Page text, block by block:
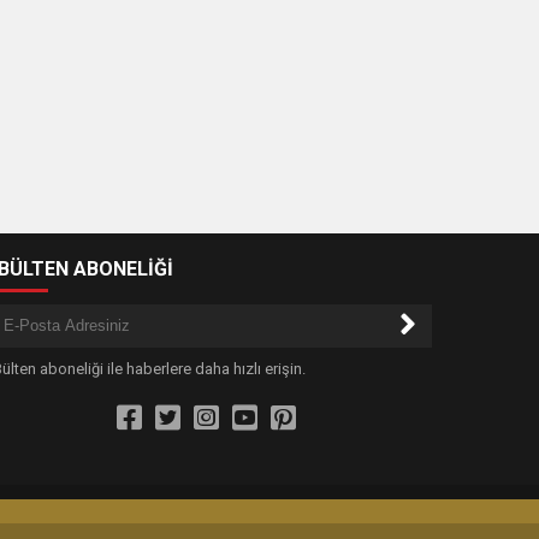
ABONELİĞİ
aboneliği ile haberlere daha hızlı erişin.